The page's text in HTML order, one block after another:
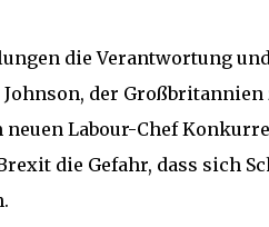
die Verantwortung
der
Labour-Chef
die Gefahr, dass sich